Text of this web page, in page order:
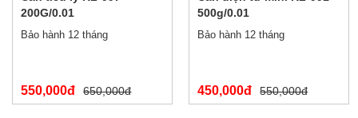
200G/0.01
Bảo hành 12 tháng
550,000đ 650,000đ
500g/0.01
Bảo hành 12 tháng
450,000đ 550,000đ